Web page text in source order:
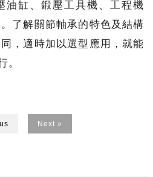
油缸、鍛壓工具機、工程機
了解關節軸承的特色及結構
，適時加以選型應用，就能
。
Next »